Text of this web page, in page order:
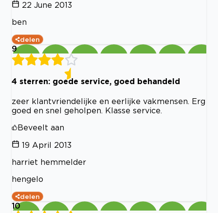
22 June 2013
ben
delen
9
4 sterren: goede service, goed behandeld
zeer klantvriendelijke en eerlijke vakmensen. Erg
goed en snel geholpen. Klasse service.
Beveelt aan
19 April 2013
harriet hemmelder
hengelo
delen
10